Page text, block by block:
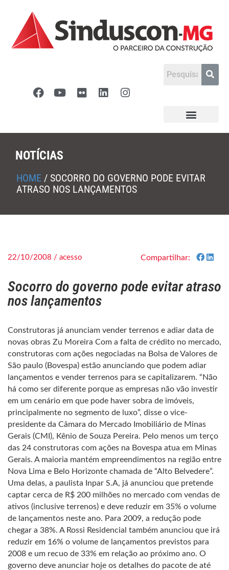
NOTÍCIAS
HOME / SOCORRO DO GOVERNO PODE EVITAR
ATRASO NOS LANÇAMENTOS
22/10/2008 / acesso Compartilhar:
Socorro do governo pode evitar atraso
nos lançamentos
Construtoras já anunciam vender terrenos e adiar data de
novas obras Zu Moreira Com a falta de crédito no mercado,
construtoras com ações negociadas na Bolsa de Valores de
São paulo (Bovespa) estão anunciando que podem adiar
lançamentos e vender terrenos para se capitalizarem. “Não
há como ser diferente porque as empresas não vão investir
em um cenário em que pode haver sobra de imóveis,
principalmente no segmento de luxo”, disse o vice-
presidente da Câmara do Mercado Imobiliário de Minas
Gerais (CMI), Kênio de Souza Pereira. Pelo menos um terço
das 24 construtoras com ações na Bovespa atua em Minas
Gerais. A maioria mantém empreendimentos na região entre
Nova Lima e Belo Horizonte chamada de “Alto Belvedere”.
Uma delas, a paulista Inpar S.A, já anunciou que pretende
captar cerca de R$ 200 milhões no mercado com vendas de
ativos (inclusive terrenos) e deve reduzir em 35% o volume
de lançamentos neste ano. Para 2009, a redução pode
chegar a 38%. A Rossi Residencial também anunciou que irá
reduzir em 16% o volume de lançamentos previstos para
2008 e um recuo de 33% em relação ao próximo ano. O
governo deve anunciar hoje os detalhes do pacote de até